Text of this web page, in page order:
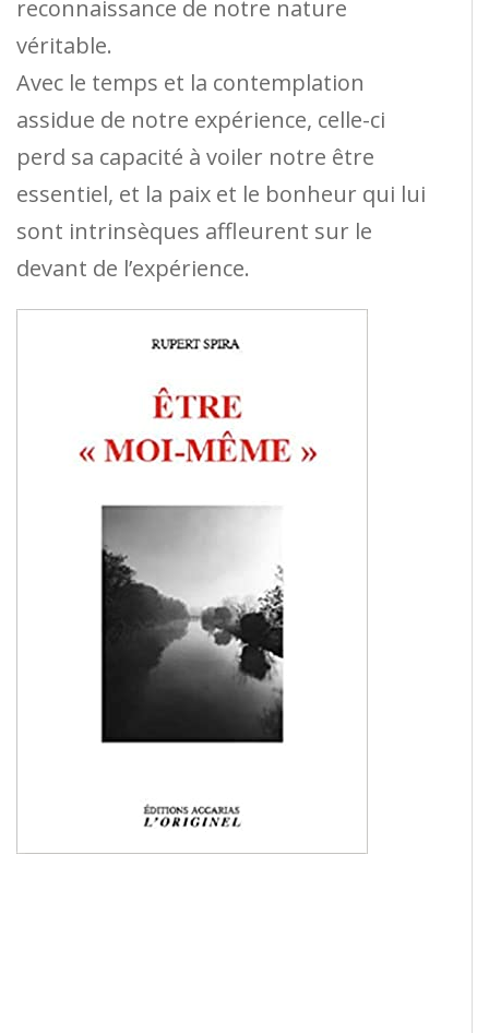
reconnaissance de notre nature
véritable.
Avec le temps et la contemplation
assidue de notre expérience, celle-ci
perd sa capacité à voiler notre être
essentiel, et la paix et le bonheur qui lui
sont intrinsèques affleurent sur le
devant de l’expérience.